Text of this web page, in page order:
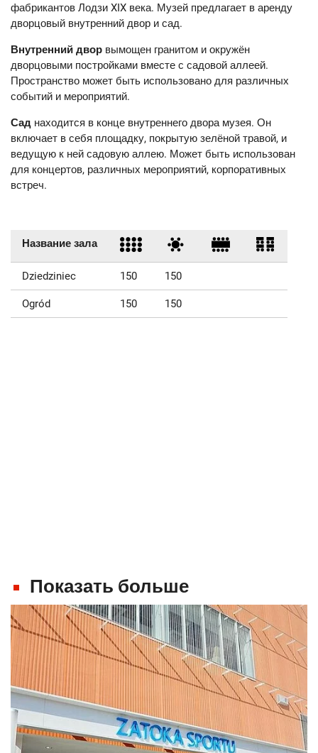
фабрикантов Лодзи XIX века. Музей предлагает в аренду
дворцовый внутренний двор и сад.
Внутренний двор вымощен гранитом и окружён
дворцовыми постройками вместе с садовой аллеей.
Пространство может быть использовано для различных
событий и мероприятий.
Сад находится в конце внутреннего двора музея. Он
включает в себя площадку, покрытую зелёной травой, и
ведущую к ней садовую аллею. Может быть использован
для концертов, различных мероприятий, корпоративных
встреч.
Название зала
Dziedziniec 150 150
Ogród 150 150
Показать больше